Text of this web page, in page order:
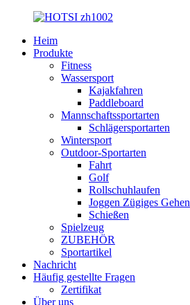
Heim
Produkte
Fitness
Wassersport
Kajakfahren
Paddleboard
Mannschaftssportarten
Schlägersportarten
Wintersport
Outdoor-Sportarten
Fahrt
Golf
Rollschuhlaufen
Joggen Zügiges Gehen
Schießen
Spielzeug
ZUBEHÖR
Sportartikel
Nachricht
Häufig gestellte Fragen
Zertifikat
Über uns